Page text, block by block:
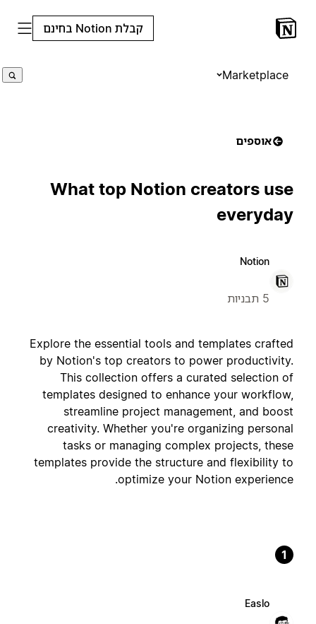
קבלת Notion בחינם
Marketplace
אוספים
What top Notion creators use
everyday
Notion
5 תבניות
Explore the essential tools and templates crafted
by Notion's top creators to power productivity.
This collection offers a curated selection of
templates designed to enhance your workflow,
streamline project management, and boost
creativity. Whether you're organizing personal
tasks or managing complex projects, these
templates provide the structure and flexibility to
optimize your Notion experience.
1
Easlo